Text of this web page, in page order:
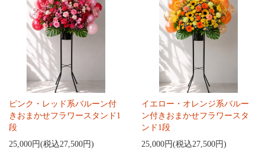
ピンク・レッド系バルーン付
きおまかせフラワースタンド1
段
25,000円(税込27,500円)
イエロー・オレンジ系バルー
ン付きおまかせフラワースタ
ンド1段
25,000円(税込27,500円)